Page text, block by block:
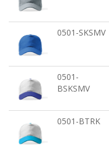
0501-SKSMV
0501-
BSKSMV
0501-BTRK